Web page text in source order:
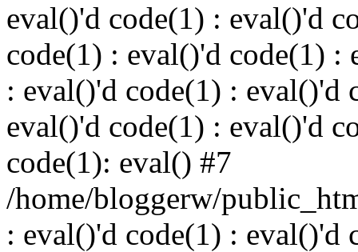
eval()'d code(1) : eval()'d
code(1) : eval()'d code(1) :
: eval()'d code(1) : eval()'d
eval()'d code(1) : eval()'d
code(1): eval() #7
/home/bloggerw/
: eval()'d code(1) : eval()'d